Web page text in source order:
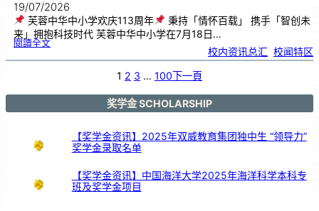
19/07/2026
芙蓉中华中小学欢庆113周年
秉持「情怀百载」 携手「智创未
来」拥抱科技时代 芙蓉中华中小学在7月18日…
閱讀全文:芙
中
华
1
1
年
校内资讯总汇 校闻特区
1 2 3 … 100下一頁
奖学金 SCHOLARSHIP
【奖学金资讯】2025年双威教育集团独中生 “领导力”
奖学金录取名单
【奖学金资讯】中国海洋大学2025年海洋科学本科专
班及奖学金项目